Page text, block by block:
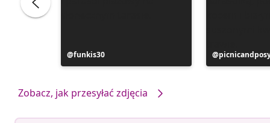
Post
opublikowany
funkis30
Post
opublikowany
Zobacz, jak przesyłać zdjęcia